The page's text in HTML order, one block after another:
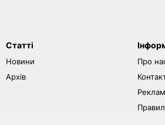
Статті
Новини
Архів
Про